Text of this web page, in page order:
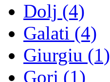
Dolj (4)
Galati (4)
Giurgiu (1)
Gorj (1)